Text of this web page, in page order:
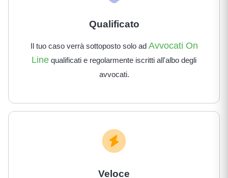
Qualificato
Il tuo caso verrà sottoposto solo ad Avvocati On
Line qualificati e regolarmente iscritti all'albo degli
avvocati.
Veloce